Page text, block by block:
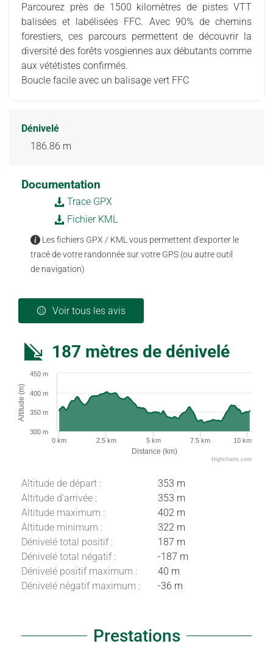
Parcourez près de 1500 kilomètres de pistes VTT
balisées et labélisées FFC. Avec 90% de chemins
forestiers, ces parcours permettent de découvrir la
diversité des forêts vosgiennes aux débutants comme
aux vététistes confirmés.
Boucle facile avec un balisage vert FFC
Dénivelé
186.86 m
Documentation
Trace GPX
Fichier KML
Les fichiers GPX / KML vous permettent d'exporter le
tracé de votre randonnée sur votre GPS (ou autre outil
de navigation)
Voir tous les avis
187 mètres de dénivelé
Distance (km)
Altitude (m)
0 km 2.5 km 5 km 7.5 km 10 km
300 m
350 m
400 m
450 m
Highcharts.com
Altitude de départ :
353 m
Altitude d'arrivée :
353 m
Altitude maximum :
402 m
Altitude minimum :
322 m
Dénivelé total positif :
187 m
Dénivelé total négatif :
-187 m
Dénivelé positif maximum :
40 m
Dénivelé négatif maximum :
-36 m
Prestations